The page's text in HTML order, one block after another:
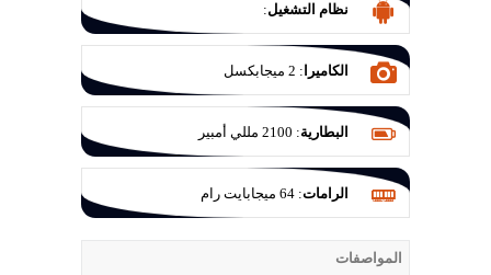
نظام التشغيل:
الكاميرا : 2 ميجابكسل
البطارية: 2100 مللي أمبير
الرامات: 64 ميجابايت رام
المواصفات